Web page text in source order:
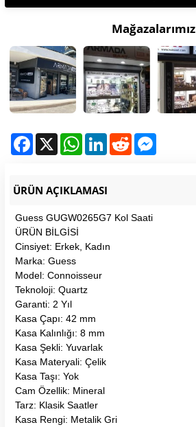
Mağazalarımız
Facebook
X WhatsAppLinkedInReddit
ÜRÜN AÇIKLAMASI
Guess GUGW0265G7 Kol Saati
ÜRÜN BİLGİSİ
Cinsiyet: Erkek, Kadın
Marka: Guess
Model: Connoisseur
Teknoloji: Quartz
Garanti: 2 Yıl
Kasa Çapı: 42 mm
Kasa Kalınlığı: 8 mm
Kasa Şekli: Yuvarlak
Kasa Materyali: Çelik
Kasa Taşı: Yok
Cam Özellik: Mineral
Tarz: Klasik Saatler
Kasa Rengi: Metalik Gri